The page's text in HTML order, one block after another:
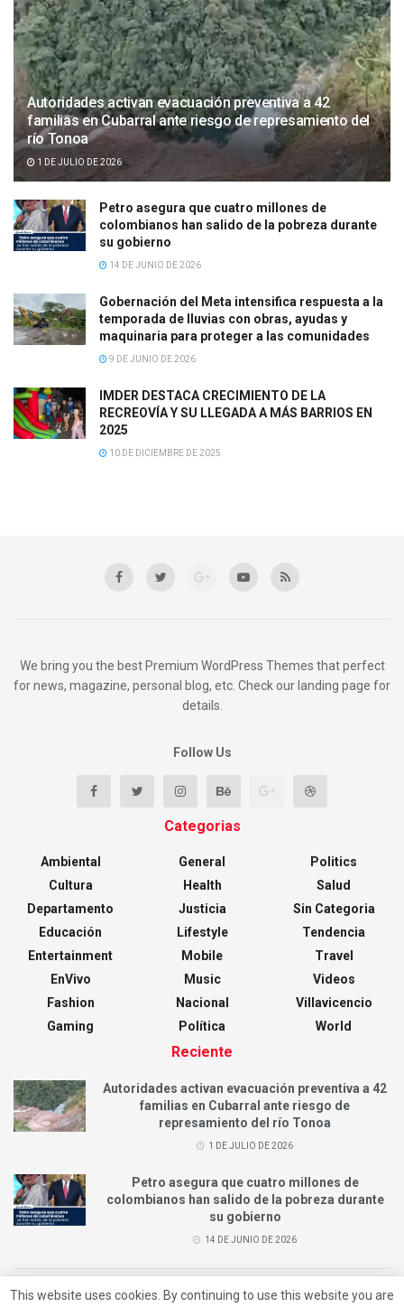
Autoridades activan evacuación preventiva a 42
familias en Cubarral ante riesgo de represamiento del
río Tonoa
1 DE JULIO DE 2026
Petro asegura que cuatro millones de
colombianos han salido de la pobreza durante
su gobierno
14 DE JUNIO DE 2026
Gobernación del Meta intensifica respuesta a la
temporada de lluvias con obras, ayudas y
maquinaria para proteger a las comunidades
9 DE JUNIO DE 2026
IMDER DESTACA CRECIMIENTO DE LA
RECREOVÍA Y SU LLEGADA A MÁS BARRIOS EN
2025
10 DE DICIEMBRE DE 2025
We bring you the best Premium WordPress Themes that perfect
for news, magazine, personal blog, etc. Check our landing page for
details.
Follow Us
Categorias
Ambiental
Cultura
Departamento
Educación
Entertainment
EnVivo
Fashion
Gaming
General
Health
Justicia
Lifestyle
Mobile
Music
Nacional
Política
Politics
Salud
Sin Categoria
Tendencia
Travel
Videos
Villavicencio
World
Reciente
Autoridades activan evacuación preventiva a 42
familias en Cubarral ante riesgo de
represamiento del río Tonoa
1 DE JULIO DE 2026
Petro asegura que cuatro millones de
colombianos han salido de la pobreza durante
su gobierno
14 DE JUNIO DE 2026
This website uses cookies. By continuing to use this website you are